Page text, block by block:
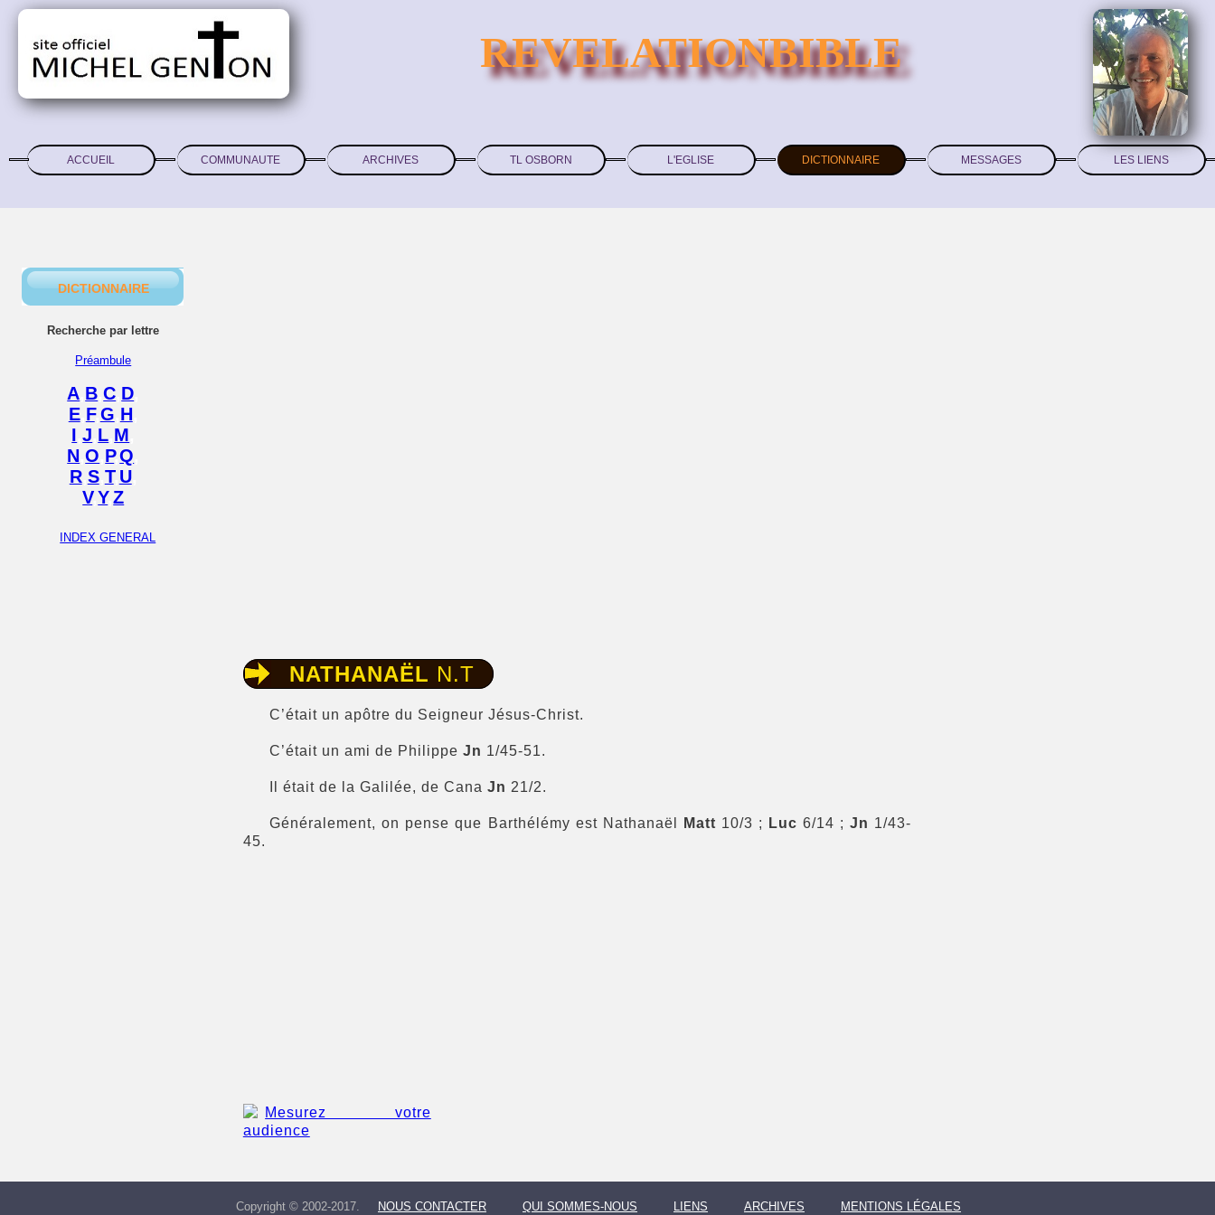
REVELATIONBIBLE
ACCUEIL COMMUNAUTE ARCHIVES TL OSBORN L'EGLISE DICTIONNAIRE MESSAGES LES LIENS
DICTIONNAIRE
Recherche par lettre
Préambule
A B ,C D
E, F,G H
I ,J L M
N ,O P,Q
R, S, T, U,
V,Y,Z
INDEX GENERAL
NATHANAËL N.T
C’était un apôtre du Seigneur Jésus-Christ.
C’était un ami de PhilippeJn 1/45-51.
Il était de la Galilée, de CanaJn 21/2.
Généralement, on pense que Barthélémy est Nathanaël Matt 10/3 ; Luc 6/14 ; Jn 1/43-
45.
Copyright © 2002-2017. NOUS CONTACTER QUI SOMMES-NOUS LIENS ARCHIVES MENTIONS LÉGALES